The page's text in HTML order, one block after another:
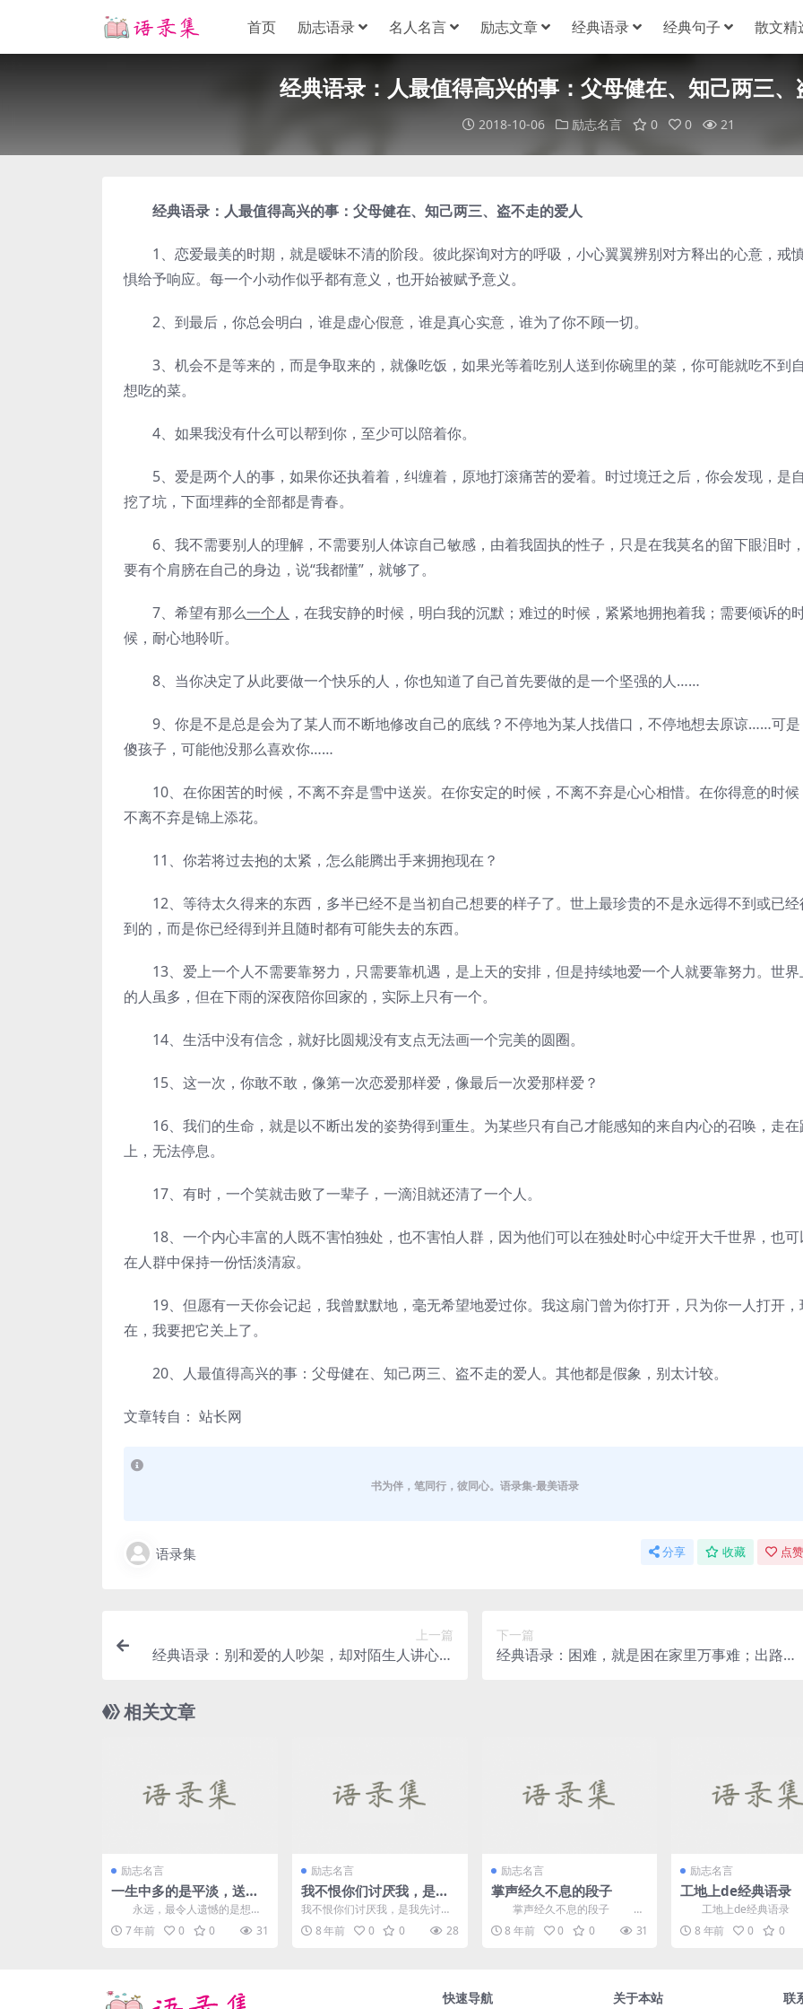
首页 励志语录 名人名言 励志文章 经典语录 经典句子 散文精
经典语录：人最值得高兴的事：父母健在、知己两三
2018-10-06 励志名言 0 0 21
经典语录：人最值得高兴的事：父母健在、知己两三、盗不走的爱人
1、恋爱最美的时期，就是暧昧不清的阶段。彼此探询对方的呼吸，小心翼翼辨别对方释出的心意，戒
惧给予响应。每一个小动作似乎都有意义，也开始被赋予意义。
2、到最后，你总会明白，谁是虚心假意，谁是真心实意，谁为了你不顾一切。
3、机会不是等来的，而是争取来的，就像吃饭，如果光等着吃别人送到你碗里的菜，你可能就吃不到
想吃的菜。
4、如果我没有什么可以帮到你，至少可以陪着你。
5、爱是两个人的事，如果你还执着着，纠缠着，原地打滚痛苦的爱着。时过境迁之后，你会发现，是
挖了坑，下面埋葬的全部都是青春。
6、我不需要别人的理解，不需要别人体谅自己敏感，由着我固执的性子，只是在我莫名的留下眼泪时
要有个肩膀在自己的身边，说“我都懂”，就够了。
7、希望有那么一个人 ，在我安静的时候，明白我的沉默；难过的时候，紧紧地拥抱着我；需要倾诉的
候，耐心地聆听。
8、当你决定了从此要做一个快乐的人，你也知道了自己首先要做的是一个坚强的人……
9、你是不是总是会为了某人而不断地修改自己的底线？不停地为某人找借口，不停地想去原谅……可是
傻孩子，可能他没那么喜欢你……
10、在你困苦的时候，不离不弃是雪中送炭。在你安定的时候，不离不弃是心心相惜。在你得意的时候
不离不弃是锦上添花。
11、你若将过去抱的太紧，怎么能腾出手来拥抱现在？
12、等待太久得来的东西，多半已经不是当初自己想要的样子了。世上最珍贵的不是永远得不到或已经
到的，而是你已经得到并且随时都有可能失去的东西。
13、爱上一个人不需要靠努力，只需要靠机遇，是上天的安排，但是持续地爱一个人就要靠努力。世界
的人虽多，但在下雨的深夜陪你回家的，实际上只有一个。
14、生活中没有信念，就好比圆规没有支点无法画一个完美的圆圈。
15、这一次，你敢不敢，像第一次恋爱那样爱，像最后一次爱那样爱？
16、我们的生命，就是以不断出发的姿势得到重生。为某些只有自己才能感知的来自内心的召唤，走在
上，无法停息。
17、有时，一个笑就击败了一辈子，一滴泪就还清了一个人。
18、一个内心丰富的人既不害怕独处，也不害怕人群，因为他们可以在独处时心中绽开大千世界，也可
在人群中保持一份恬淡清寂。
19、但愿有一天你会记起，我曾默默地，毫无希望地爱过你。我这扇门曾为你打开，只为你一人打开，
在，我要把它关上了。
20、人最值得高兴的事：父母健在、知己两三、盗不走的爱人。其他都是假象，别太计较。
文章转自： 站长网
书为伴，笔同行，彼同心。语录集-最美语录
语录集 分享 收藏 点
上一篇
经典语录：别和爱的人吵架，却对陌生人讲心里
下一篇
经典语录：困难，就是困在家里万事难；出路，
相关文章
励志名言
一生中多的是平淡，送几
句励志句子给自己
永远，最令人遗憾的是想念
它，后悔；最痛苦的是我要来
了，你走了。 ...
7 年前 0 0 31
励志名言
我不恨你们讨厌我，是我
先讨厌你们的。—三毛
我不恨你们讨厌我，是我先讨厌
你们的。 ***** 如果爱情不落
到--洗衣、做饭、...
8 年前 0 0 28
励志名言
掌声经久不息的段子
掌声经久不息的段子
1、一位记者问博内拉：“请问博
内拉先生，...
8 年前 0 0 31
励志名言
工地上de经典语录
工地上de经典语
转角一般不会碰到爱，也
到了平安员；而你刚好...
8 年前 0 0
快速导航 关于本站 联